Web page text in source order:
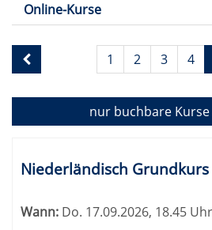
Online-Kurse
Seite
5
1 2 3 4
nur buchbareKurse
Tabellenüberschriften
können
werden.
Niederländisch Grundkurs
Wann: Do. 17.09.2026, 18.45 Uhr